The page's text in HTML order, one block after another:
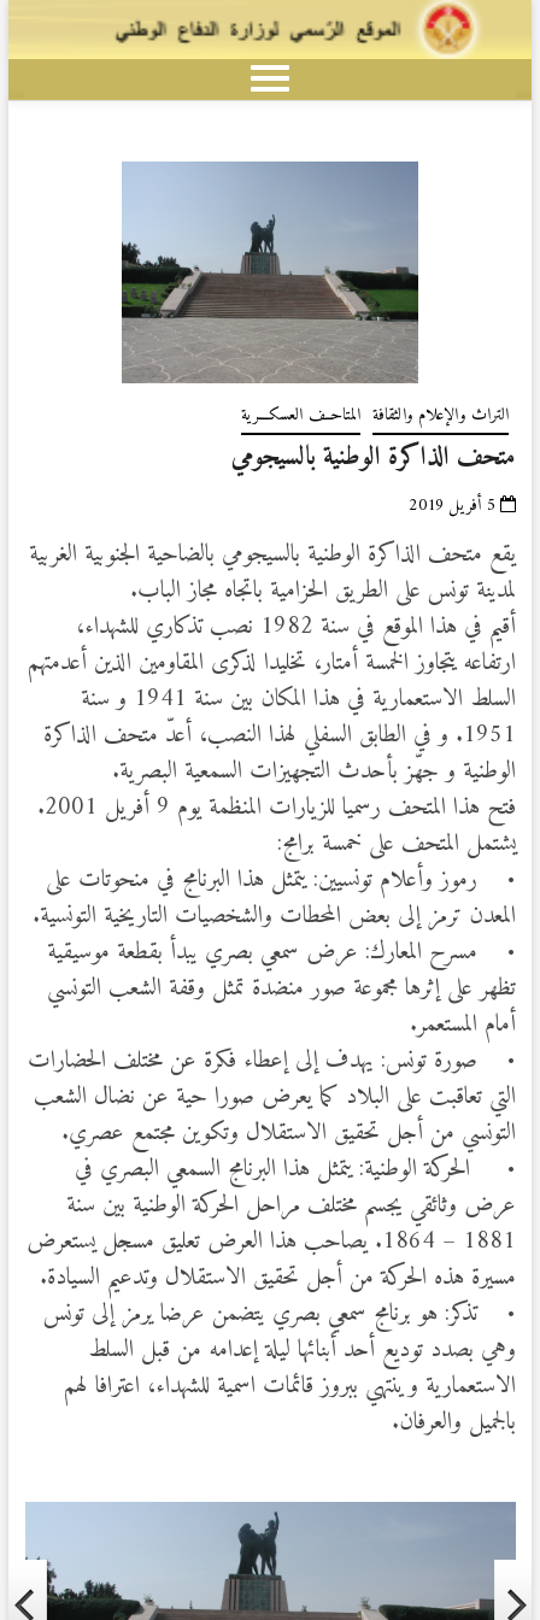
التراث والإعلام والثقافة المتاحــف العسكـــرية
متحف الذاكرة الوطنية بالسيجومي
5 أفريل 2019
يقع متحف الذاكرة الوطنية بالسيجومي بالضاحية الجنوبية الغربية
لمدينة تونس على الطريق الحزامية باتجاه مجاز الباب.
أقيم في هذا الموقع في سنة 1982 نصب تذكاري للشهداء،
ارتفاعه يتجاوز الخمسة أمتار، تخليدا لذكرى المقاومين الذين أعدمتهم
السلط الاستعمارية في هذا المكان بين سنة 1941 و سنة
1951. و في الطابق السفلي لهذا النصب، أعدّ متحف الذاكرة
الوطنية و جهّز بأحدث التجهيزات السمعية البصرية.
فتح هذا المتحف رسميا للزيارات المنظمة يوم 9 أفريل 2001.
يشتمل المتحف على خمسة برامج:
• رموز وأعلام تونسيين: يتمثل هذا البرنامج في منحوتات على
المعدن ترمز إلى بعض المحطات والشخصيات التاريخية التونسية.
• مسرح المعارك: عرض سمعي بصري يبدأ بقطعة موسيقية
تظهر على إثرها مجموعة صور منضدة تمثل وقفة الشعب التونسي
أمام المستعمر.
• صورة تونس: يهدف إلى إعطاء فكرة عن مختلف الحضارات
التي تعاقبت على البلاد كما يعرض صورا حية عن نضال الشعب
التونسي من أجل تحقيق الاستقلال وتكوين مجتمع عصري.
• الحركة الوطنية: يتمثل هذا البرنامج السمعي البصري في
عرض وثائقي يجسم مختلف مراحل الحركة الوطنية بين سنة
1881 – 1864. يصاحب هذا العرض تعليق مسجل يستعرض
مسيرة هذه الحركة من أجل تحقيق الاستقلال وتدعيم السيادة.
• تذكر: هو برنامج سمعي بصري يتضمن عرضا يرمز إلى تونس
وهي بصدد توديع أحد أبنائها ليلة إعدامه من قبل السلط
الاستعمارية وينتهي ببروز قائمات اسمية للشهداء، اعترافا لهم
بالجميل والعرفان.